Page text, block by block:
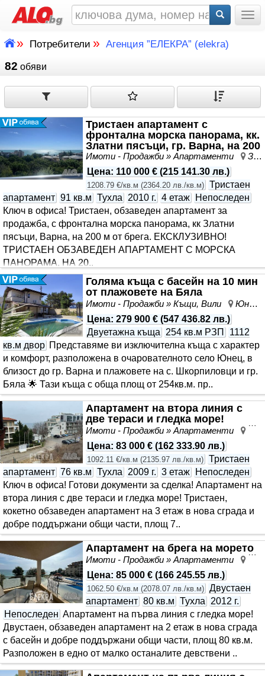
» Потребители» Агенция ”ЕЛЕКРА” (elekra)
82 обяви
Тристаен апартамент с
фронтална морска панорама, кк.
Златни пясъци, гр. Варна, на 200
м. от брега.
Имоти - Продажби » Апартаменти
Златни пясъци, област Варна
Цена: 110 000 € (215 141.30 лв.)
1208.79 €/кв.м (2364.20 лв./кв.м) Тристаен
апартамент 91 кв.м Тухла 2010 г. 4 етаж
Непоследен
Ключ в офиса! Тристаен, обзаведен апартамент за
продажба, с фронтална морска панорама, кк Златни
пясъци, Варна, на 200 м от брега. ЕКСКЛУЗИВНО!
ТРИСТАЕН ОБЗАВЕДЕН АПАРТАМЕНТ С МОРСКА
ПАНОРАМА, НА 20..
Голяма къща с басейн на 10 мин
от плажовете на Бяла
Имоти - Продажби » Къщи, Вили
Юнец, област Варна
Цена: 279 900 € (547 436.82 лв.)
Двуетажна къща
254 кв.м РЗП
1112
кв.м двор Представяме ви изключителна къща с характер
и комфорт, разположена в очарователното село Юнец, в
близост до гр. Варна и плажовете на с. Шкорпиловци и гр.
Бяла 🌟 Тази къща с обща площ от 254кв.м. пр..
Апартамент на втора линия с
две тераси и гледка море!
Имоти - Продажби » Апартаменти
Цена: 83 000 € (162 333.90 лв.)
1092.11 €/кв.м (2135.97 лв./кв.м) Тристаен
апартамент 76 кв.м Тухла 2009 г. 3 етаж
Непоследен
Ключ в офиса! Готови документи за сделка! Апартамент на
втора линия с две тераси и гледка море! Тристаен,
кокетно обзаведен апартамент на 3 етаж в нова сграда и
добре поддържани общи части, площ 7..
Апартамент на брега на морето
Имоти - Продажби » Апартаменти
Цена: 85 000 € (166 245.55 лв.)
1062.50 €/кв.м (2078.07 лв./кв.м) Двустаен
апартамент 80 кв.м Тухла
2012 г.
Непоследен Апартамент на първа линия с гледка море!
Двустаен, обзаведен апартамент на 2 етаж в нова сграда
с басейн и добре поддържани общи части, площ 80 кв.м.
Разположен в едно от малко останалите девствени ..